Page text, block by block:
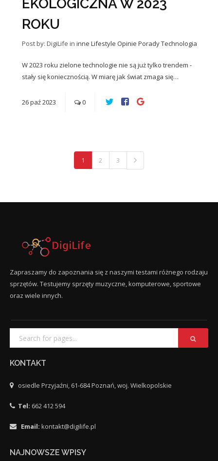
EKOLOGICZNA W 2023
ROKU
Post by: DigiLife in inne Lifestyle Opinie PoradyTechnologia
W 2023 roku zielone technologie nie są już tylko trendem -
stały się koniecznością. W miarę jak świat zmaga się…
26paź2023 0
1 2 3
Zapraszamy do zapoznania się z naszymi testami różnego rodzaju
sprzętów. Testujemy sprzęty muzyczne, komputerowe, sportowe
oraz wiele innych.
KONTAKT
osiedle Przyjaźni, 61-684 Poznań, woj. Wielkopolskie
Tel: 662 412 594
Email: kontakt@digilife.pl
NAJNOWSZE WPISY